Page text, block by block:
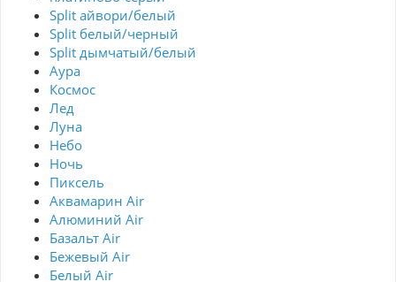
Split айвори/белый
Split белый/черный
Split дымчатый/белый
Аура
Космос
Лед
Луна
Небо
Ночь
Пиксель
Аквамарин Air
Алюминий Air
Базальт Air
Бежевый Air
Белый Air